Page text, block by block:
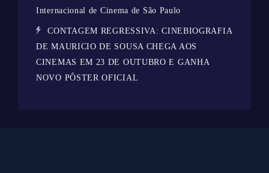
Internacional de Cinema de São Paulo
CONTAGEM REGRESSIVA: CINEBIOGRAFIA
DE MAURICIO DE SOUSA CHEGA AOS
CINEMAS EM 23 DE OUTUBRO E GANHA
NOVO PÔSTER OFICIAL